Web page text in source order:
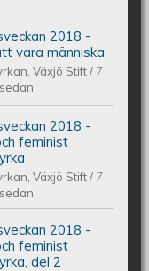
-
2018 -
vara människa
Växjö Stift/ 7
sedan
-
moské och
2018 -
feminist
Växjö Stift/ 7
sedan
-
2018 -
feminist
del 2